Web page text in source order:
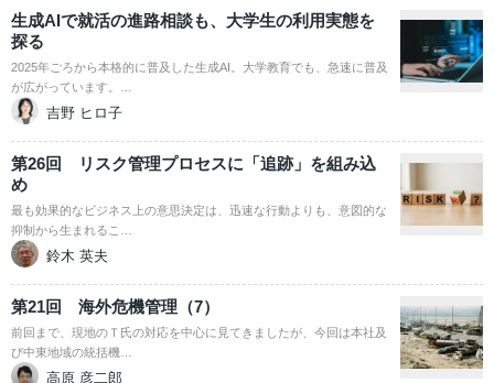
生成AIで就活の進路相談も、大学生の利用実態を
探る
2025年ごろから本格的に普及した生成AI。大学教育でも、急速に普及
が広がっています。…
吉野 ヒロ子
第26回 リスク管理プロセスに「追跡」を組み込
め
最も効果的なビジネス上の意思決定は、迅速な行動よりも、意図的な
抑制から生まれるこ…
鈴木 英夫
第21回 海外危機管理（7）
前回まで、現地のＴ氏の対応を中心に見てきましたが、今回は本社及
び中東地域の統括機…
高原 彦二郎